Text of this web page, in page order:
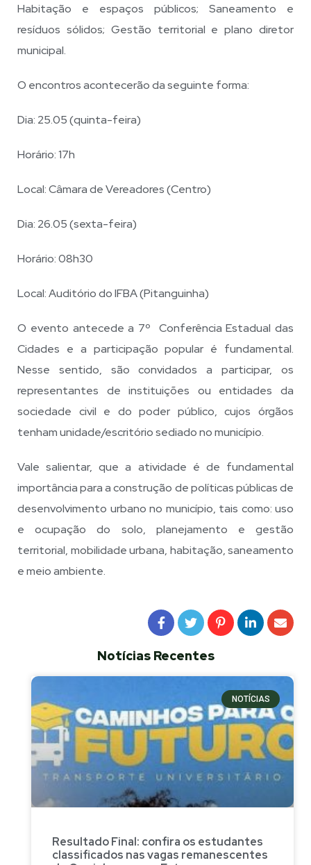
Habitação e espaços públicos; Saneamento e
resíduos sólidos; Gestão territorial e plano diretor
municipal.
O encontros acontecerão da seguinte forma:
Dia: 25.05 (quinta-feira)
Horário: 17h
Local: Câmara de Vereadores (Centro)
Dia: 26.05 (sexta-feira)
Horário: 08h30
Local: Auditório do IFBA (Pitanguinha)
O evento antecede a 7º Conferência Estadual das
Cidades e a participação popular é fundamental.
Nesse sentido, são convidados a participar, os
representantes de instituições ou entidades da
sociedade civil e do poder público, cujos órgãos
tenham unidade/escritório sediado no município.
Vale salientar, que a atividade é de fundamental
importância para a construção de políticas públicas de
desenvolvimento urbano no município, tais como: uso
e ocupação do solo, planejamento e gestão
territorial, mobilidade urbana, habitação, saneamento
e meio ambiente.
Notícias Recentes
NOTÍCIAS
Resultado Final: confira os estudantes
classificados nas vagas remanescentes